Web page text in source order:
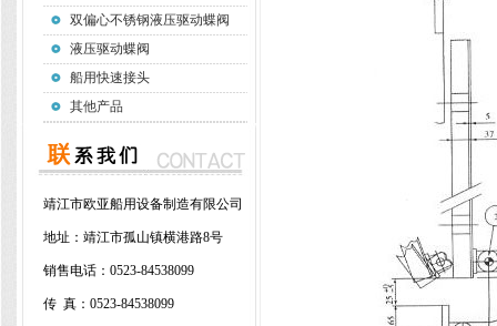
双偏心不锈钢液压驱动蝶阀
液压驱动蝶阀
船用快速接头
其他产品
靖江市欧亚船用设备制造有限公司
地址： 靖江市孤山镇横港路8号
销售电话： 0523-84538099
传 真： 0523-84538099